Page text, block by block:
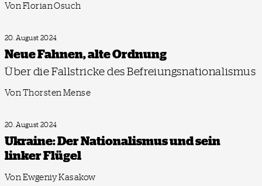
Von Florian Osuch
20. August 2024
Neue Fahnen, alte Ordnung
Über die Fallstricke des Befreiungsnationalismus
Von Thorsten Mense
20. August 2024
Ukraine: Der Nationalismus und sein
linker Flügel
Von Ewgeniy Kasakow